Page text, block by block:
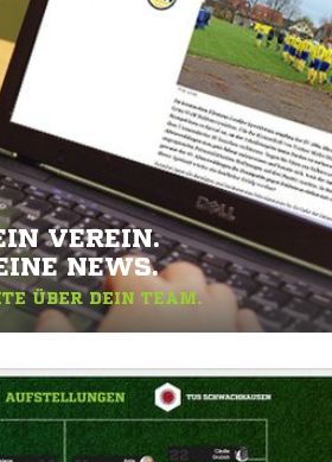
VEREIN.
NEWS.
ÜBER DEIN TEAM.